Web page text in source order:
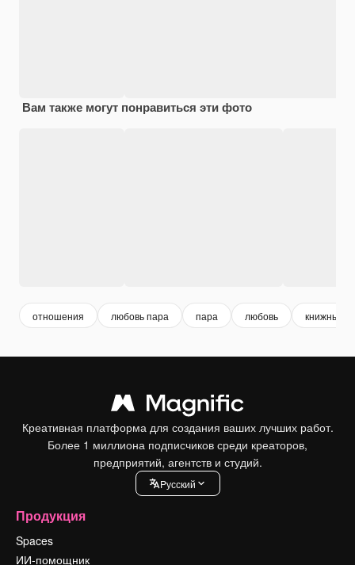
Вам также могут понравиться эти фото
отношения любовь пара пара любовь книжный
Креативная платформа для создания ваших лучших работ.
Более 1 миллиона подписчиков среди креаторов,
предприятий, агентств и студий.
Pусский
Продукция
Spaces
ИИ-помощник